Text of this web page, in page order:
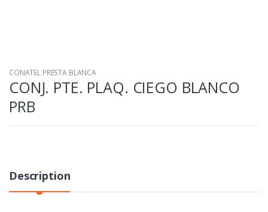
CONATEL PRESTA BLANCA
CONJ. PTE. PLAQ. CIEGO BLANCO
PRB
Description